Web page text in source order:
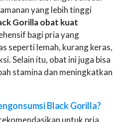
yang lebih tinggi
Gorilla obat kuat
bagi pria yang
seperti lemah, kurang keras,
Selain itu, obat ini juga bisa
stamina dan meningkatkan
Black Gorilla?